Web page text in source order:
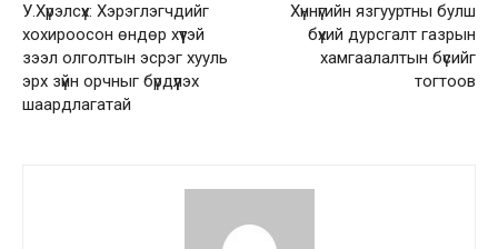
У.Хүрэлсүх: Хэрэглэгчдийг
хохироосон өндөр хүүтэй
зээл олголтын эсрэг хууль
эрх зүйн орчныг бүрдүүлэх
шаардлагатай
Хүннүгийн язгууртны булш
бүхий дурсгалт газрын
хамгаалалтын бүсийг
тогтоов